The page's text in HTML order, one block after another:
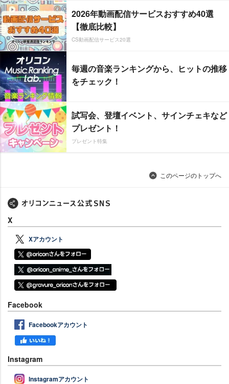
2026年動画配信サービスおすすめ40選
【徹底比較】
CS動画配信サービス20選
毎週の音楽ランキングから、ヒットの推移
をチェック！
試写会、登壇イベント、サインチェキなど
プレゼント！
プレゼント特集
このページのトップへ
X
Xアカウント
Facebook
Facebookアカウント
Instagram
Instagramアカウント